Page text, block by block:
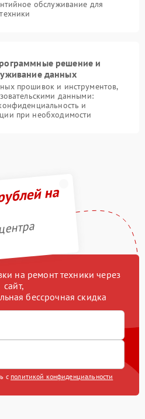
обслуживание для
решение и
данных
прошивок и инструментов,
данными:
и
при необходимости
на
на ремонт техники через
сайт,
бессрочная скидка
с политикой конфиденциальности